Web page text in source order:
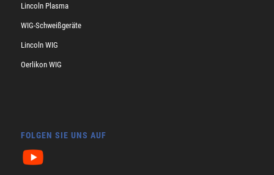
Lincoln Plasma
WIG-Schweißgeräte
Lincoln WIG
Oerlikon WIG
FOLGEN SIE UNS AUF